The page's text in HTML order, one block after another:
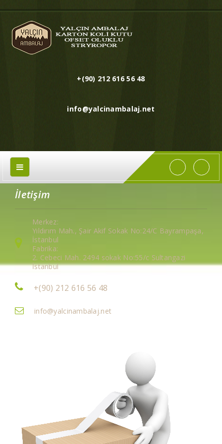
+(90) 212 616 56 48
info@yalcinambalaj.net
İletişim
Merkez:
Yıldırım Mah., Şair Akif Sokak No:24/C Bayrampaşa,
İstanbul
Fabrika:
2. Cebeci Mah. 2494 sokak No:55/c Sultangazi
İstanbul
+(90) 212 616 56 48
info@yalcinambalaj.net